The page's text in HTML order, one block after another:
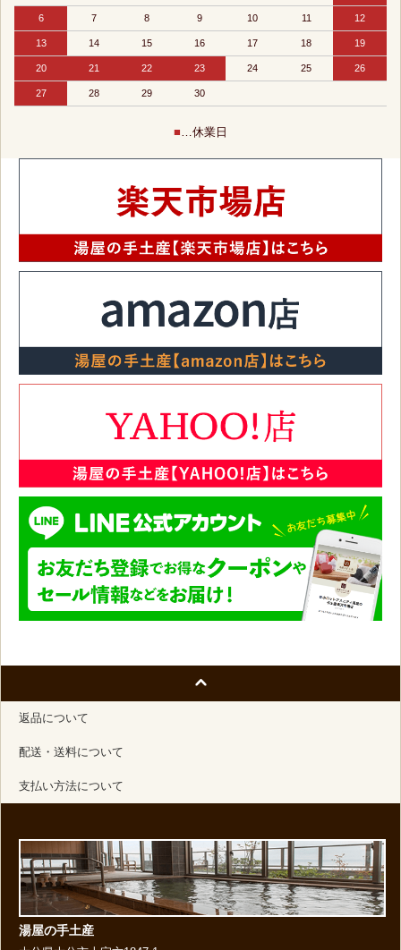
6 7 8 9 10 11 12
13 14 15 16 17 18 19
20 21 22 23 24 25 26
27 28 29 30
■…休業日
返品について
配送・送料について
支払い方法について
湯屋の手土産